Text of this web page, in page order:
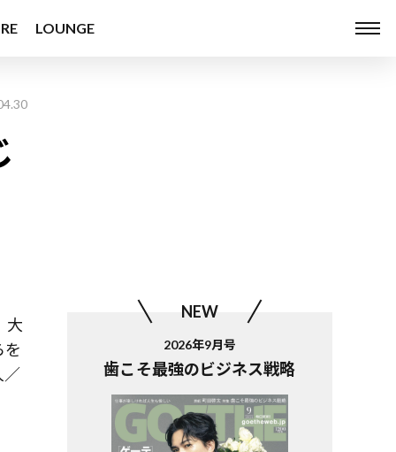
LOUNGE
大
を
／
NEW
2026年9月号
歯こそ最強のビジネス戦略